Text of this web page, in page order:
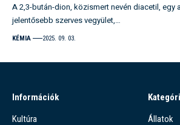
A 2,3-bután-dion, közismert nevén diacetil, egy
jelentősebb szerves vegyület,…
KÉMIA 2025. 09. 03.
Információk
Kultúra
Állatok